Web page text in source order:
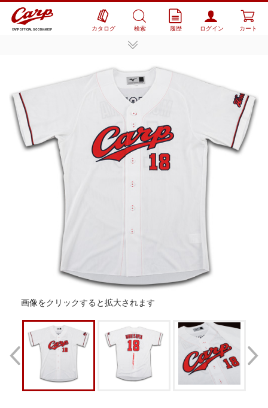
CARP OFFICIAL GOODS SHOP カタログ 検索 履歴 ログイン カート
画像をクリックすると拡大されます